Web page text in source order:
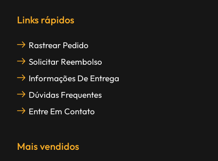
Links rápidos
Rastrear Pedido
Solicitar Reembolso
Informações De Entrega
Dúvidas Frequentes
Entre Em Contato
Mais vendidos